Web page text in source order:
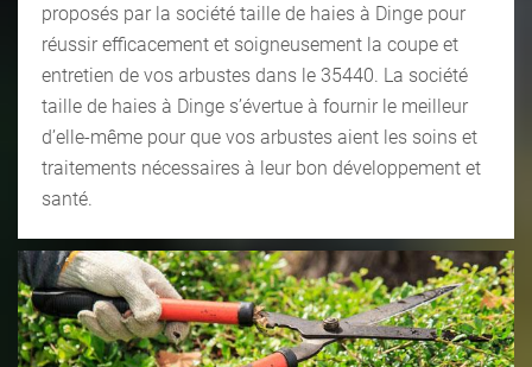
proposés par la société taille de haies à Dinge pour
réussir efficacement et soigneusement la coupe et
entretien de vos arbustes dans le 35440. La société
taille de haies à Dinge s’évertue à fournir le meilleur
d’elle-même pour que vos arbustes aient les soins et
traitements nécessaires à leur bon développement et
santé.